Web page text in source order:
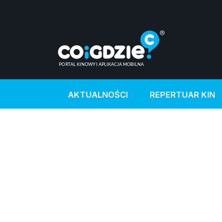
AKTUALNOŚCI REPERTUAR KIN